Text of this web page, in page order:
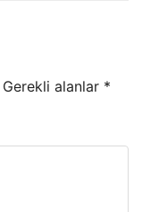
Gerekli alanlar *